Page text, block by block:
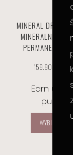
MINERAL DROP –
MINERALNE DO
159.90
Earn up
WYBIERZ